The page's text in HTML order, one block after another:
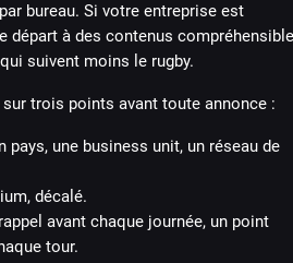
bureau. Si votre entreprise est
départ à des contenus
suivent moins le rugby.
trois points avant toute annonce :
pays, une business unit, un réseau de
décalé.
avant chaque journée, un point
tour.